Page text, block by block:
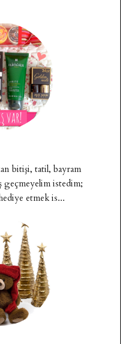
bitişi, tatil, bayram
geçmeyelim istedim;
etmek is...